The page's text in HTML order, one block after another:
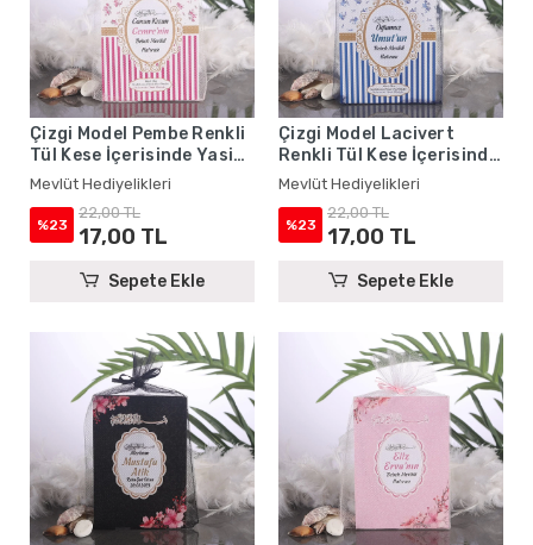
Çizgi Model Pembe Renkli
Tül Kese İçerisinde Yasin
Kitabı - Mevlüt
Hediyelikleri
Mevlüt Hediyelikleri
%23
22,00 TL
17,00 TL
Sepete Ekle
Çizgi Model Lacivert
Renkli Tül Kese İçerisinde
Yasin Kitabı - Mevlüt
Hediyelikleri
Mevlüt Hediyelikleri
%23
22,00 TL
17,00 TL
Sepete Ekle